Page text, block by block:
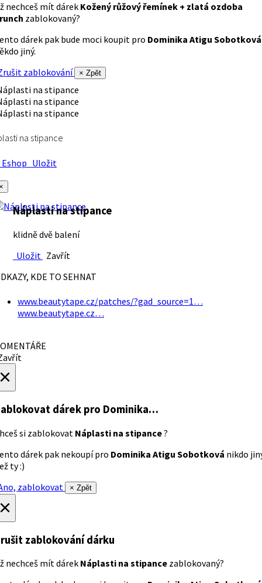
nechceš mít dárek Kožený růžový řemínek + zlatá ozdoba
zablokovaný?
dárek pak bude moci koupit pro Dominika Atigu Sobotková
jiný.
zablokování
× Zpět
na stipance
Uložit
Náplasti na stipance
klidně dvě balení
Uložit Zavřít
KDE TO SEHNAT
www.beautytape.cz/patches/?gad_source=1…
www.beautytape.cz…
dárek pro Dominika…
si zablokovat Náplasti na stipance?
dárek pak nekoupí pro Dominika Atigu Sobotková nikdo
ty :)
zablokovat
× Zpět
zablokování dárku
nechceš mít dárek Náplasti na stipance zablokovaný?